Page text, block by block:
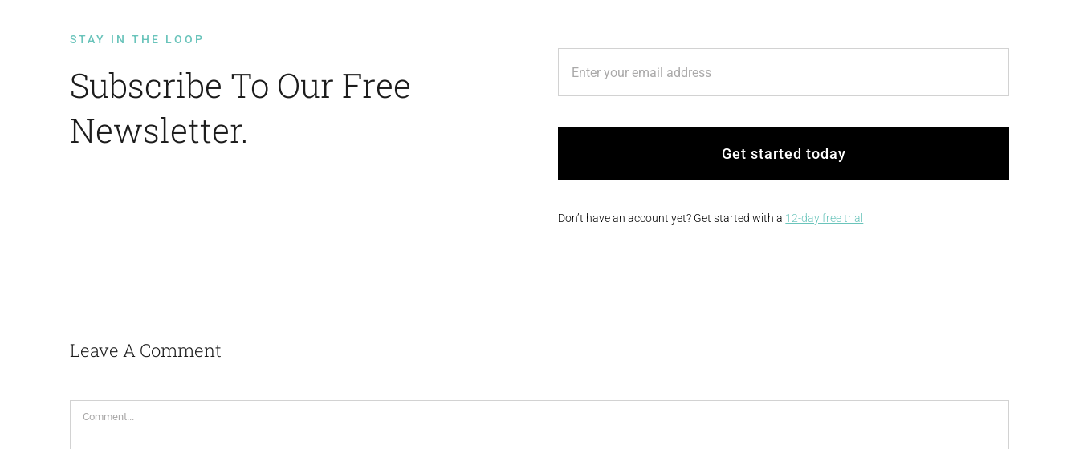
STAY IN THE LOOP
Subscribe To Our Free
Newsletter.
Get started today
Don’t have an account yet? Get started with a 12-day free trial
Leave A Comment
Comment